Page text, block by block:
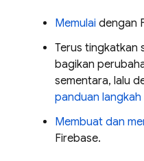
Memulai dengan
Terus tingkatkan
bagikan
sementara, lalu
panduan langkah
Membuat dan
Firebase.